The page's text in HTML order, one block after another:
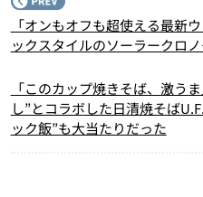
「オンもオフも超使える最新
ックスタイルのソーラークロ
「このカップ焼きそば、激う
し”とコラボした日清焼そば
ック飯”も大当たりだった